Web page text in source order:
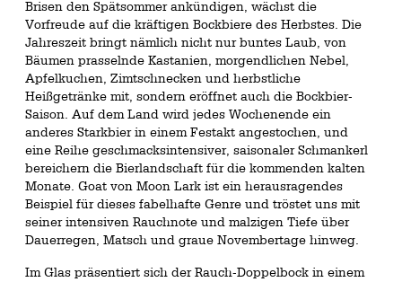
Brisen den Spätsommer ankündigen, wächst die
Vorfreude auf die kräftigen Bockbiere des Herbstes. Die
Jahreszeit bringt nämlich nicht nur buntes Laub, von
Bäumen prasselnde Kastanien, morgendlichen Nebel,
Apfelkuchen, Zimtschnecken und herbstliche
Heißgetränke mit, sondern eröffnet auch die Bockbier-
Saison. Auf dem Land wird jedes Wochenende ein
anderes Starkbier in einem Festakt angestochen, und
eine Reihe geschmacksintensiver, saisonaler Schmankerl
bereichern die Bierlandschaft für die kommenden kalten
Monate. Goat von Moon Lark ist ein herausragendes
Beispiel für dieses fabelhafte Genre und tröstet uns mit
seiner intensiven Rauchnote und malzigen Tiefe über
Dauerregen, Matsch und graue Novembertage hinweg.
Im Glas präsentiert sich der Rauch-Doppelbock in einem